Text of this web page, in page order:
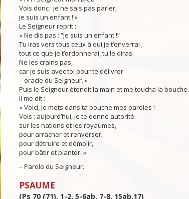
Vois donc : je ne sais pas parler,
je suis un enfant ! »
Le Seigneur reprit :
« Ne dis pas : “Je suis un enfant !”
Tu iras vers tous ceux à qui je t’enverrai ;
tout ce que je t’ordonnerai, tu le diras.
Ne les crains pas,
car je suis avec toi pour te délivrer
– oracle du Seigneur. »
Puis le Seigneur étendit la main et me toucha la bouche.
Il me dit :
« Voici, je mets dans ta bouche mes paroles !
Vois : aujourd’hui, je te donne autorité
sur les nations et les royaumes,
pour arracher et renverser,
pour détruire et démolir,
pour bâtir et planter. »
– Parole du Seigneur.
PSAUME
(Ps 70 (71), 1-2, 5-6ab, 7-8, 15ab.17)